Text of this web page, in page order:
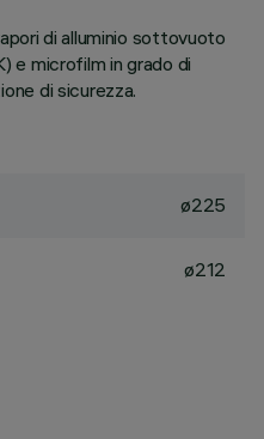
di alluminio sottovuoto
e microfilm in grado di
di sicurezza.
ø225
ø212